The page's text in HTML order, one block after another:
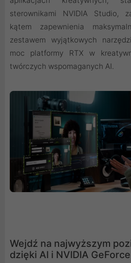
sterownikami NVIDIA Studio,
kątem zapewnienia
zestawem wyjątkowych
moc platformy RTX w
twórczych wspomaganych AI.
Wejdź na najwyższym
dzięki AI i NVIDIA